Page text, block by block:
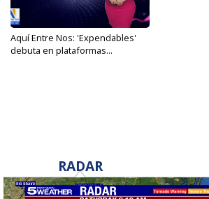
Aquí Entre Nos: 'Expendables'
debuta en plataformas...
RADAR